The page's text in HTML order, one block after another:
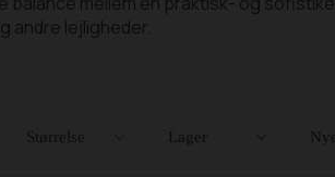
andre lejligheder.
Størrelse Lager